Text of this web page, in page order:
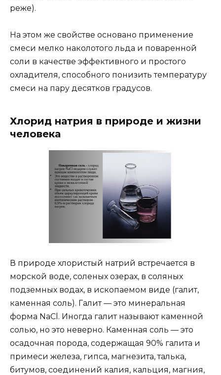
реже).
На этом же свойстве основано применение
смеси мелко наколотого льда и поваренной
соли в качестве эффективного и простого
охладителя, способного понизить температуру
смеси на пару десятков градусов.
Хлорид натрия в природе и жизни
человека
В природе хлористый натрий встречается в
морской воде, соленых озерах, в соляных
подземных водах, в ископаемом виде (галит,
каменная соль). Галит — это минеральная
форма NaCl. Иногда галит называют каменной
солью, но это неверно. Каменная соль — это
осадочная порода, содержащая 90% галита и
примеси железа, гипса, магнезита, талька,
битумов, соединений калия, кальция, магния,